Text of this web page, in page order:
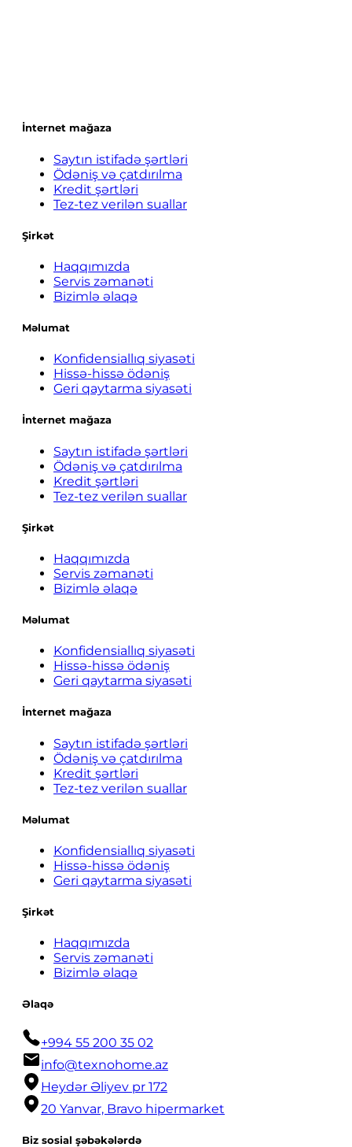
İnternet mağaza
Saytın istifadə şərtləri
Ödəniş və çatdırılma
Kredit şərtləri
Tez-tez verilən suallar
Şirkət
Haqqımızda
Servis zəmanəti
Bizimlə əlaqə
Məlumat
Konfidensiallıq siyasəti
Hissə-hissə ödəniş
Geri qaytarma siyasəti
İnternet mağaza
Saytın istifadə şərtləri
Ödəniş və çatdırılma
Kredit şərtləri
Tez-tez verilən suallar
Şirkət
Haqqımızda
Servis zəmanəti
Bizimlə əlaqə
Məlumat
Konfidensiallıq siyasəti
Hissə-hissə ödəniş
Geri qaytarma siyasəti
İnternet mağaza
Saytın istifadə şərtləri
Ödəniş və çatdırılma
Kredit şərtləri
Tez-tez verilən suallar
Məlumat
Konfidensiallıq siyasəti
Hissə-hissə ödəniş
Geri qaytarma siyasəti
Şirkət
Haqqımızda
Servis zəmanəti
Bizimlə əlaqə
Əlaqə
+994 55 200 35 02
info@texnohome.az
Heydər Əliyev pr 172
20 Yanvar, Bravo hipermarket
Biz sosial şəbəkələrdə